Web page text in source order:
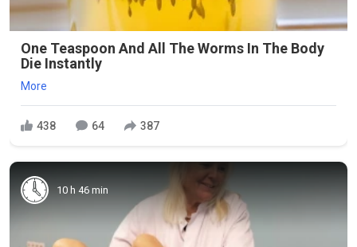
One Teaspoon And All The Worms In The Body
Die Instantly
More
438 64 387
10 h 46 min